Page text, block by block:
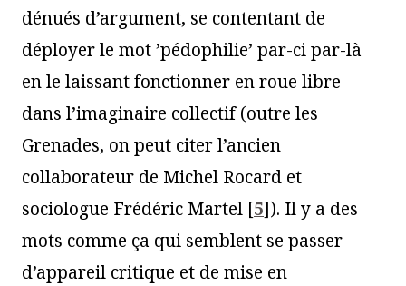
dénués d’argument, se contentant de
déployer le mot ’pédophilie’ par-ci par-là
en le laissant fonctionner en roue libre
dans l’imaginaire collectif (outre les
Grenades, on peut citer l’ancien
collaborateur de Michel Rocard et
sociologue Frédéric Martel [5]). Il y a des
mots comme ça qui semblent se passer
d’appareil critique et de mise en